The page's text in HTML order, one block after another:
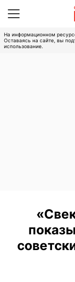
На информационном
Оставаясь на сайте, вы
использование.